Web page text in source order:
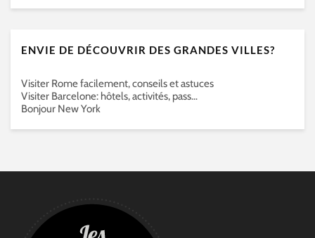
ENVIE DE DÉCOUVRIR DES GRANDES VILLES?
Visiter Rome facilement, conseils et astuces
Visiter Barcelone: hôtels, activités, pass…
Bonjour New York